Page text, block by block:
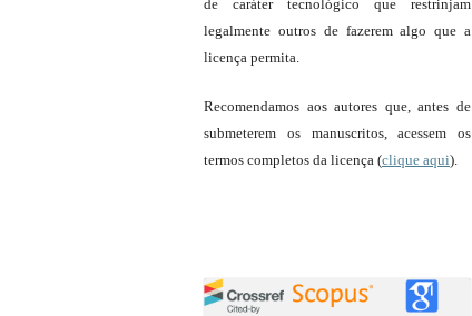
de caráter tecnológico que restrinjam
legalmente outros de fazerem algo que a
licença permita.
Recomendamos aos autores que, antes de
submeterem os manuscritos, acessem os
termos completos da licença (clique aqui).